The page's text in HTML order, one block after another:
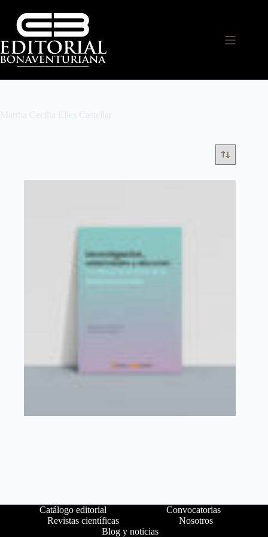
Martha Cecilia Elles Castellar
Catálogo editorial
Convocatorias
Revistas científicas
Nosotros
Blog y noticias